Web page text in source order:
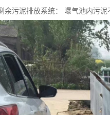
余污泥排放系统： 曝气池内污